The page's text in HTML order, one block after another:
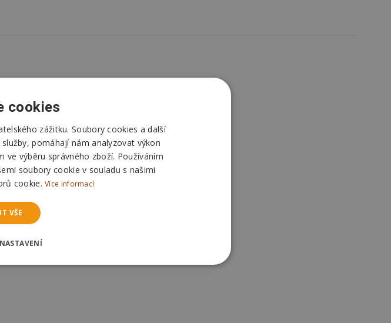
cookies
zážitku. Soubory cookies a další
pomáhají nám analyzovat výkon
výběru správného zboží. Používáním
soubory cookie v souladu s našimi
cookie.Více informací
VŠE